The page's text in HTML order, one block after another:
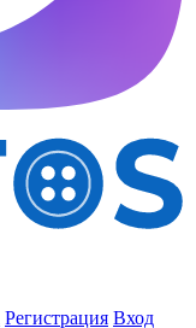
Регистрация Вход